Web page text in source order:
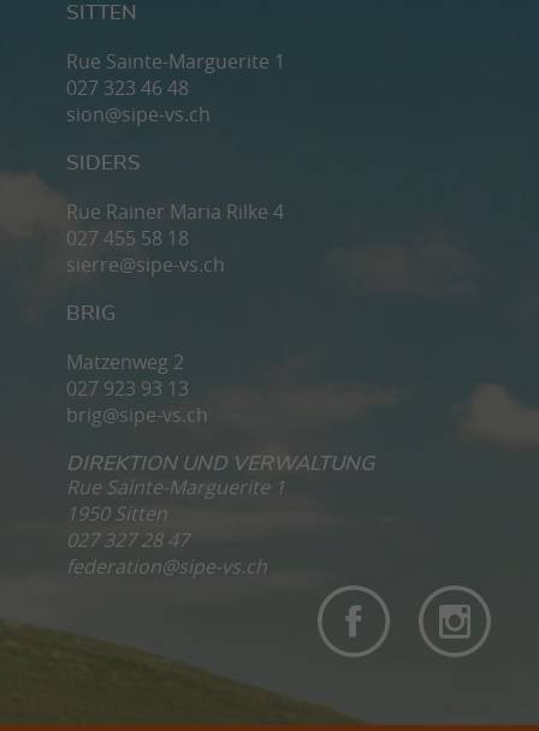
SITTEN
Rue Sainte-Marguerite 1
027 323 46 48
sion@sipe-vs.ch
SIDERS
Rue Rainer Maria Rilke 4
027 455 58 18
sierre@sipe-vs.ch
BRIG
Matzenweg 2
027 923 93 13
brig@sipe-vs.ch
DIREKTION UND VERWALTUNG
Rue Sainte-Marguerite 1
1950 Sitten
027 327 28 47
federation@sipe-vs.ch